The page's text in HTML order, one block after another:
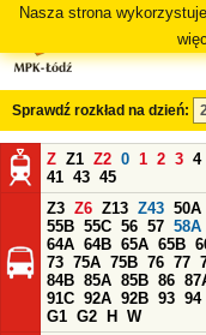
Nasza strona
Sprawdź rozkład na dzień:
Z Z1 Z2 0 1 2 3 4
41 43 45
Z3 Z6 Z13 Z43 50A
55B 55C 56 57 58A
64A 64B 65A 65B
73 75A 75B 76 77
84B 85A 85B 86
91C 92A 92B 93 94
G1 G2 H
W